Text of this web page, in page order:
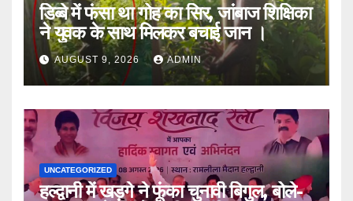
डिब्बे में फंसा था गोह का सिर, जांबाज शिक्षिका
ने युवक के साथ मिलकर बचाई जान ।
AUGUST 9, 2026 ADMIN
UNCATEGORIZED
हल्द्वानी में खड़गे ने फूंका चुनावी बिगुल, बोले-